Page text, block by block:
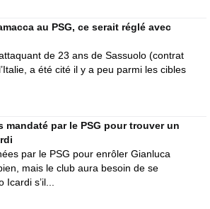
au PSG, ce serait réglé avec
de 23 ans de Sassuolo (contrat
a été cité il y a peu parmi les cibles
mandaté par le PSG pour trouver un
par le PSG pour enrôler Gianluca
mais le club aura besoin de se
s’il...